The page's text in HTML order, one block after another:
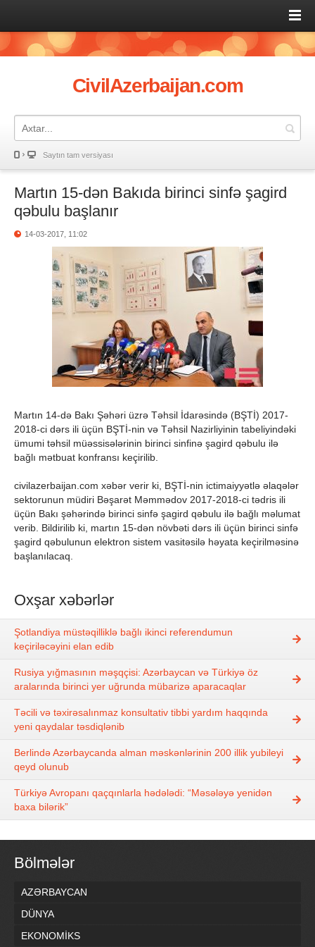
CivilAzerbaijan.com
Saytın tam versiyası
Martın 15-dən Bakıda birinci sinfə şagird
qəbulu başlanır
14-03-2017, 11:02
Martın 14-də Bakı Şəhəri üzrə Təhsil İdarəsində (BŞTİ) 2017-
2018-ci dərs ili üçün BŞTİ-nin və Təhsil Nazirliyinin tabeliyindəki
ümumi təhsil müəssisələrinin birinci sinfinə şagird qəbulu ilə
bağlı mətbuat konfransı keçirilib.
civilazerbaijan.com xəbər verir ki, BŞTİ-nin ictimaiyyətlə əlaqələr
sektorunun müdiri Bəşarət Məmmədov 2017-2018-ci tədris ili
üçün Bakı şəhərində birinci sinfə şagird qəbulu ilə bağlı məlumat
verib. Bildirilib ki, martın 15-dən növbəti dərs ili üçün birinci sinfə
şagird qəbulunun elektron sistem vasitəsilə həyata keçirilməsinə
başlanılacaq.
Oxşar xəbərlər
Şotlandiya müstəqilliklə bağlı ikinci referendumun
keçiriləcəyini elan edib
Rusiya yığmasının məşqçisi: Azərbaycan və Türkiyə öz
aralarında birinci yer uğrunda mübarizə aparacaqlar
Təcili və təxirəsalınmaz konsultativ tibbi yardım haqqında
yeni qaydalar təsdiqlənib
Berlində Azərbaycanda alman məskənlərinin 200 illik yubileyi
qeyd olunub
Türkiyə Avropanı qaçqınlarla hədələdi: “Məsələyə yenidən
baxa bilərik”
Bölmələr
AZƏRBAYCAN
DÜNYA
EKONOMİKS